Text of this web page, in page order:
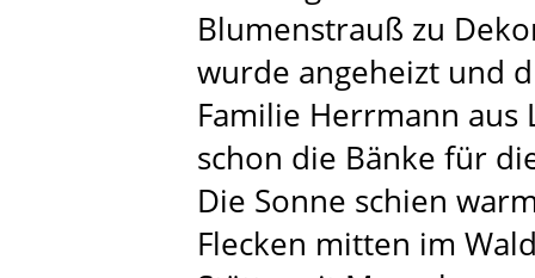
Blumenstrauß zu
wurde angeheizt und
Familie Herrmann
schon die Bänke für
Die Sonne schien
Flecken mitten im